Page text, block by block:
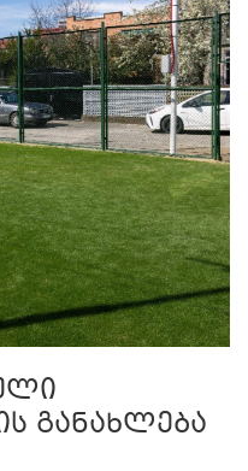
განახლება